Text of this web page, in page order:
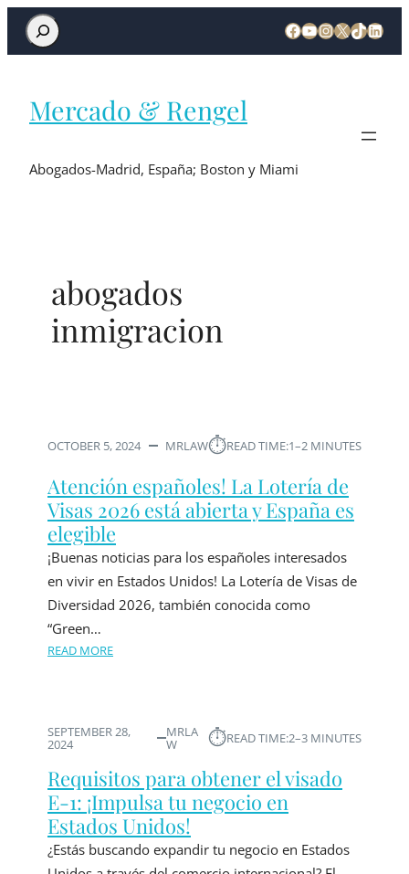
Mercado & Rengel
Abogados-Madrid, España; Boston y Miami
abogados
inmigracion
OCTOBER 5, 2024 MRLAW⏱︎READ TIME:1–2 MINUTES
Atención españoles! La Lotería de
Visas 2026 está abierta y España es
elegible
¡Buenas noticias para los españoles interesados
en vivir en Estados Unidos! La Lotería de Visas de
Diversidad 2026, también conocida como
“Green…
READ MORE
SEPTEMBER 28,
2024
MRLA
W ⏱︎READ TIME:2–3 MINUTES
Requisitos para obtener el visado
E-1: ¡Impulsa tu negocio en
Estados Unidos!
¿Estás buscando expandir tu negocio en Estados